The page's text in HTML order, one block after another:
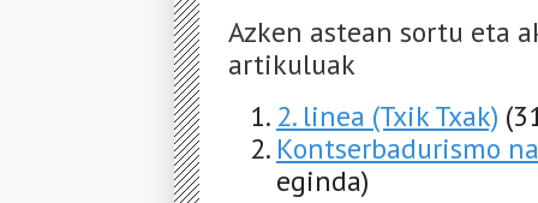
Azken astean sortu eta
artikuluak
2. linea (Txik Txak)
Kontserbadurismo
eginda)